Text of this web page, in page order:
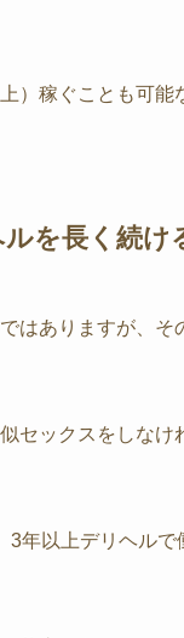
）稼ぐことも可能
を長く続け
はありますが、そ
セックスをしな
年以上デリヘル